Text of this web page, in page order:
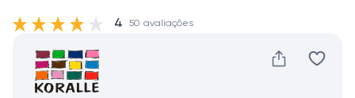
4 50 avaliações